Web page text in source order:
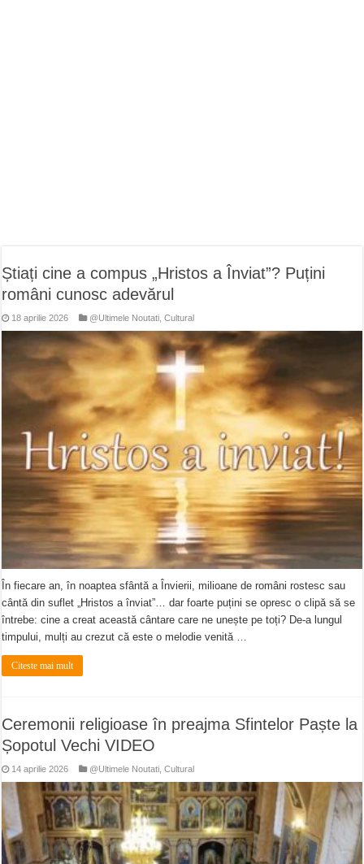
Știați cine a compus „Hristos a Înviat”? Puțini
români cunosc adevărul
18 aprilie 2026 @Ultimele Noutati ,Cultural
În fiecare an, în noaptea sfântă a Învierii, milioane de români rostesc sau
cântă din suflet „Hristos a înviat”… dar foarte puțini se opresc o clipă să se
întrebe: cine a creat această cântare care ne unește pe toți? De-a lungul
timpului, mulți au crezut că este o melodie venită …
Citeste mai mult
Ceremonii religioase în preajma Sfintelor Paște la
Șopotul Vechi VIDEO
14 aprilie 2026 @Ultimele Noutati ,Cultural